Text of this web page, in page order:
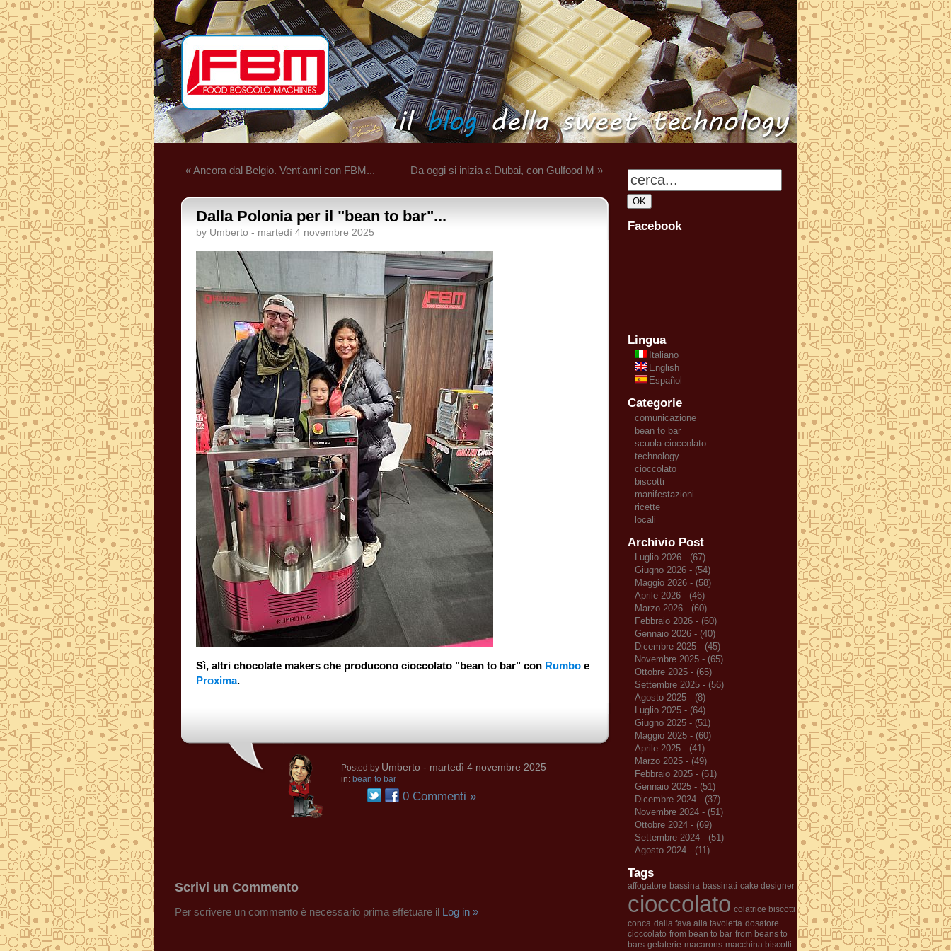
« Ancora dal Belgio. Vent'anni con FBM... Da oggi si inizia a Dubai, con Gulfood M »
Dalla Polonia per il "bean to bar"...
by Umberto - martedì 4 novembre 2025
Sì, altri chocolate makers che producono cioccolato "bean to bar" con Rumbo e
Proxima.
Posted by Umberto - martedì 4 novembre 2025
in: bean to bar
0 Commenti »
Scrivi un Commento
Per scrivere un commento è necessario prima effetuare il Log in »
Facebook
Lingua
Italiano
English
Español
Categorie
comunicazione
bean to bar
scuola cioccolato
technology
cioccolato
biscotti
manifestazioni
ricette
locali
Archivio Post
Luglio 2026 - (67)
Giugno 2026 - (54)
Maggio 2026 - (58)
Aprile 2026 - (46)
Marzo 2026 - (60)
Febbraio 2026 - (60)
Gennaio 2026 - (40)
Dicembre 2025 - (45)
Novembre 2025 - (65)
Ottobre 2025 - (65)
Settembre 2025 - (56)
Agosto 2025 - (8)
Luglio 2025 - (64)
Giugno 2025 - (51)
Maggio 2025 - (60)
Aprile 2025 - (41)
Marzo 2025 - (49)
Febbraio 2025 - (51)
Gennaio 2025 - (51)
Dicembre 2024 - (37)
Novembre 2024 - (51)
Ottobre 2024 - (69)
Settembre 2024 - (51)
Agosto 2024 - (11)
Tags
affogatore bassina bassinati cake designer
cioccolato colatrice biscotti
conca dalla fava alla tavoletta dosatore
cioccolato from bean to bar from beans to
bars gelaterie macarons macchina biscotti